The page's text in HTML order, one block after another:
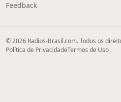
Feedback
© 2026 Radios-Brasil.com. Todos os
Política de PrivacidadeTermos de Uso